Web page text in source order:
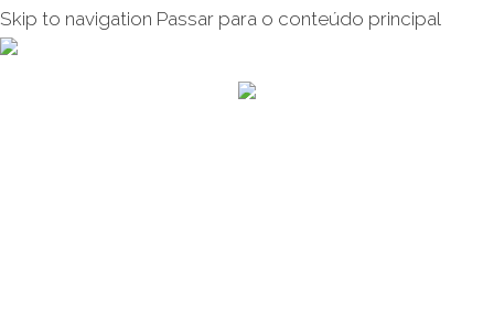
Skip to navigation Passar para o conteúdo principal